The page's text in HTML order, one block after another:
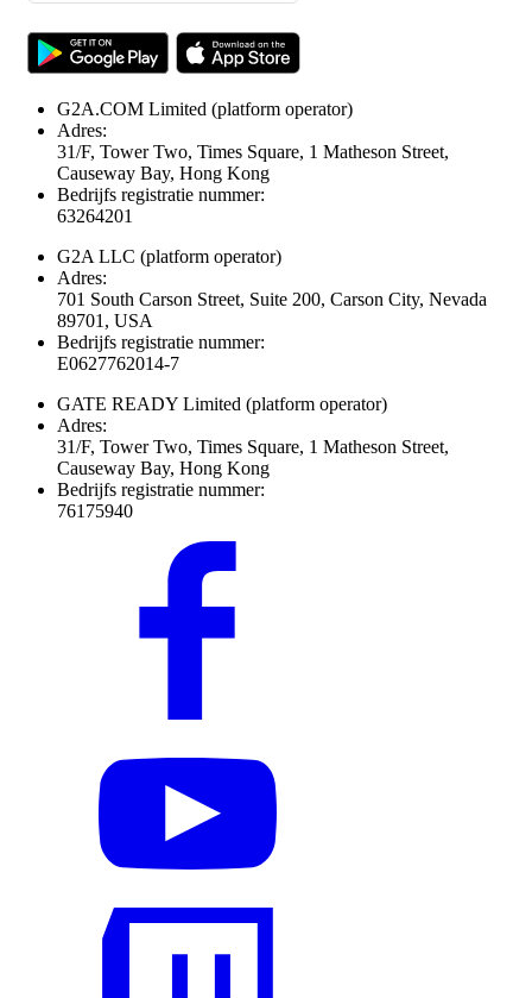
G2A.COM Limited (platform operator)
Adres:
31/F, Tower Two, Times Square, 1 Matheson Street,
Causeway Bay, Hong Kong
Bedrijfs registratie nummer:
63264201
G2A LLC (platform operator)
Adres:
701 South Carson Street, Suite 200, Carson City, Nevada
89701, USA
Bedrijfs registratie nummer:
E0627762014-7
GATE READY Limited (platform operator)
Adres:
31/F, Tower Two, Times Square, 1 Matheson Street,
Causeway Bay, Hong Kong
Bedrijfs registratie nummer:
76175940